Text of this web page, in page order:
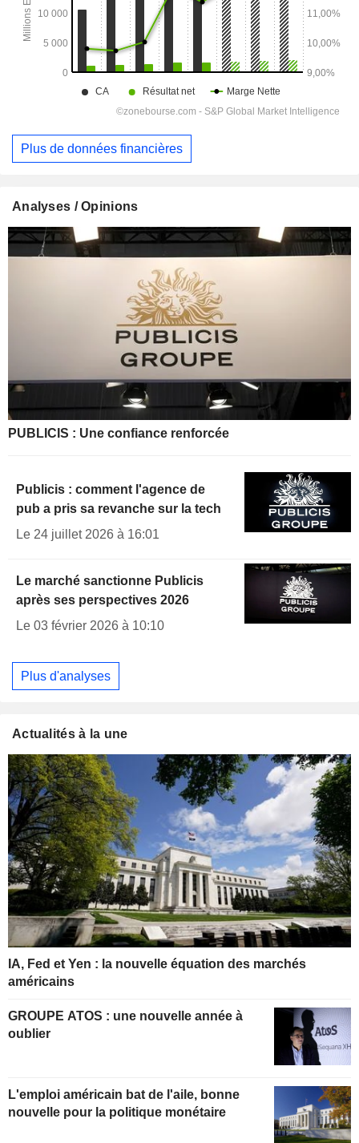
Plus de données financières
Analyses / Opinions
PUBLICIS : Une confiance renforcée
Publicis : comment l'agence de
pub a pris sa revanche sur la tech
Le 24 juillet 2026 à 16:01
Le marché sanctionne Publicis
après ses perspectives 2026
Le 03 février 2026 à 10:10
Plus d'analyses
Actualités à la une
IA, Fed et Yen : la nouvelle équation des marchés
américains
GROUPE ATOS : une nouvelle année à
oublier
L'emploi américain bat de l'aile, bonne
nouvelle pour la politique monétaire